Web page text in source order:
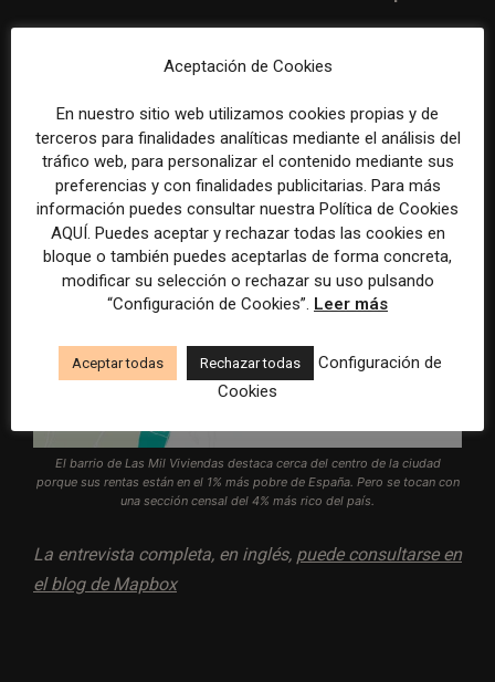
más detallada, permitiendo a las personas explorar la
precisión de los datos en una variedad de jerarquías
geográficas.
El barrio de Las Mil Viviendas destaca cerca del centro de la ciudad
porque sus rentas están en el 1% más pobre de España. Pero se tocan con
una sección censal del 4% más rico del país.
La entrevista completa, en inglés, puede consultarse en
el blog de Mapbox
Aceptación de Cookies
En nuestro sitio web utilizamos cookies propias y de
terceros para finalidades analíticas mediante el análisis del
tráfico web, para personalizar el contenido mediante sus
preferencias y con finalidades publicitarias. Para más
información puedes consultar nuestra Política de Cookies
AQUÍ. Puedes aceptar y rechazar todas las cookies en
bloque o también puedes aceptarlas de forma concreta,
modificar su selección o rechazar su uso pulsando
“Configuración de Cookies”. Leer más
Aceptar todas Rechazar todas
Configuración de
Cookies